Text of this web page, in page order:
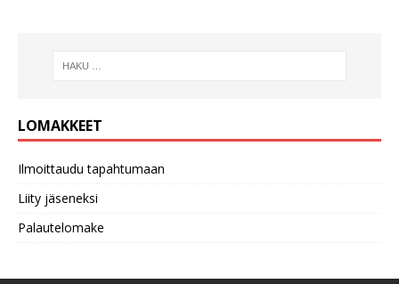
LOMAKKEET
Ilmoittaudu tapahtumaan
Liity jäseneksi
Palautelomake